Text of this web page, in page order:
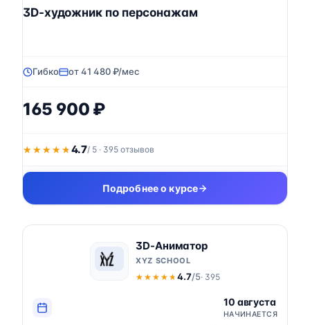
3D-художник по персонажам
Гибко от 41 480 ₽/мес
165 900 ₽
★★★★★
★★★★★ 4.7/ 5 · 395 отзывов
Подробнее о курсе
3D-Аниматор
XYZ SCHOOL
★★★★★
★★★★★ 4.7/5· 395
10 августа
НАЧИНАЕТСЯ